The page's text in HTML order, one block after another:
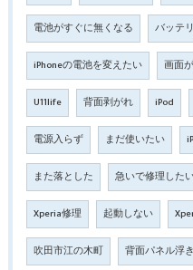
電池がすぐに無くなる バッテ
iPhoneの電池を変えたい 画面
U11life 背面剥がれ iPod
電源入らず まだ使いたい
また落とした 急いで修理した
Xperia修理 起動しない
吹田市江の木町 背面パネル浮き